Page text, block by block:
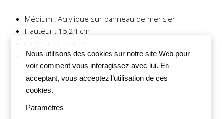
Médium : Acrylique sur panneau de merisier
Hauteur : 15,24 cm
Profondeur : 2,5 cm
Nous utilisons des cookies sur notre site Web pour
voir comment vous interagissez avec lui. En
acceptant, vous acceptez l’utilisation de ces
cookies.
Paramètres